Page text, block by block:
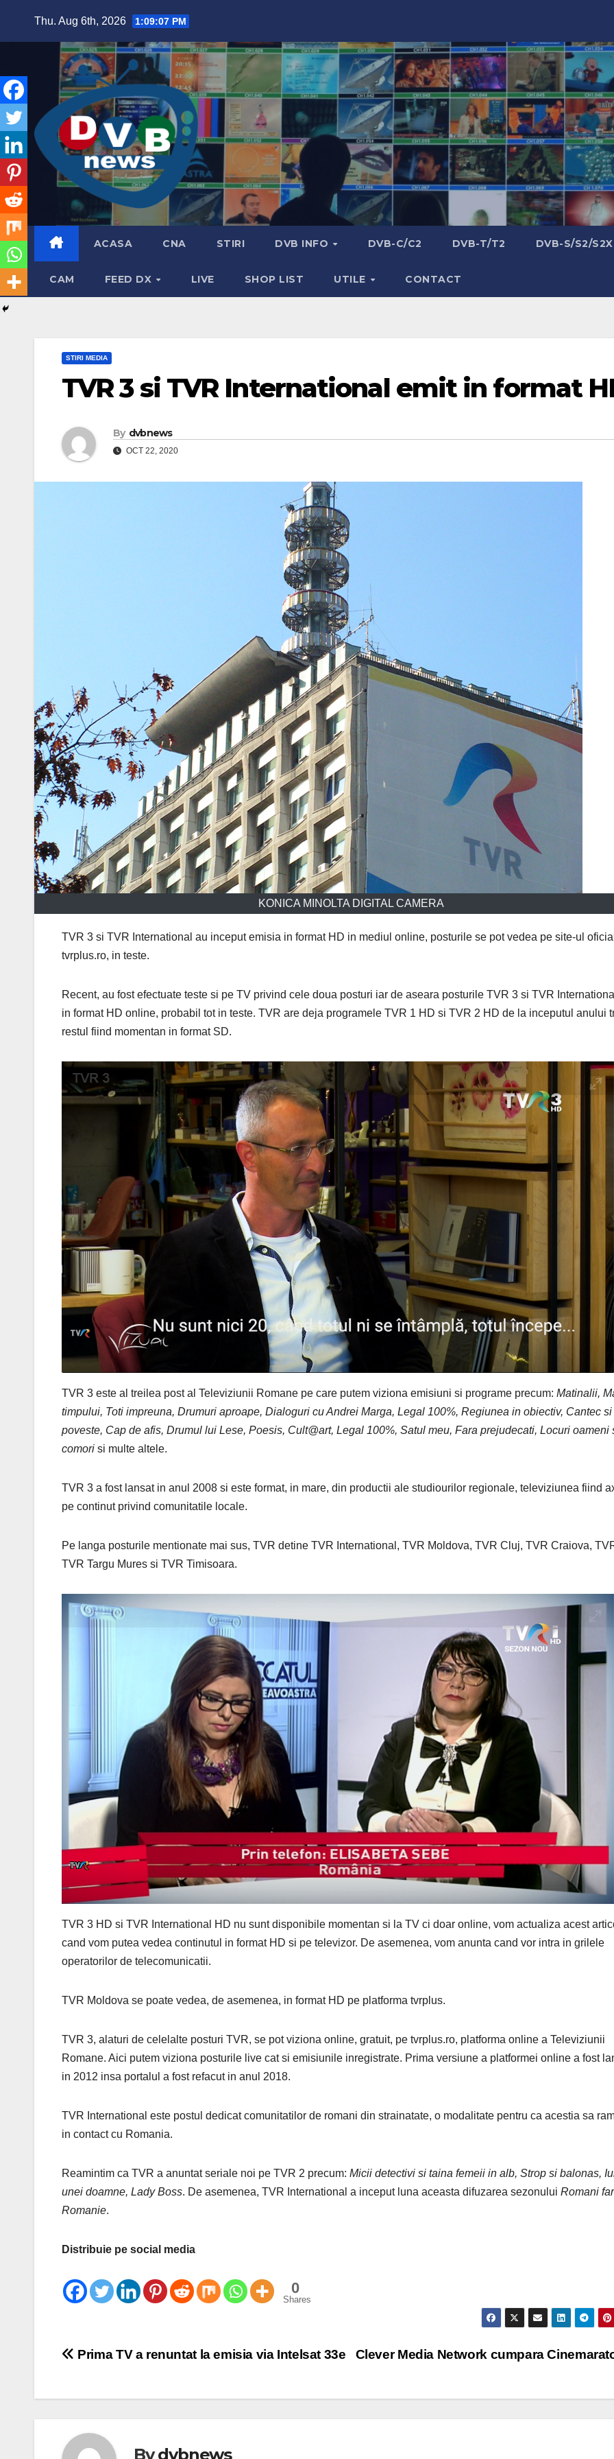
Thu. Aug 6th, 2026 1:09:09 PM
ACASA CNA STIRI DVB INFO DVB-C/C2 DVB-T/T2 DVB-S/S2/S2X
CAM FEED DX LIVE SHOP LIST UTILE CONTACT
STIRI MEDIA
TVR 3 si TVR International emit in format
By dvbnews
OCT 22, 2020
KONICA MINOLTA DIGITAL CAMERA
TVR 3 si TVR International au inceput emisia in format HD in mediul online, posturile se pot vedea pe site-ul oficial
tvrplus.ro, in teste.
Recent, au fost efectuate teste si pe TV privind cele doua posturi iar de aseara posturile TVR 3 si TVR
in format HD online, probabil tot in teste. TVR are deja programele TVR 1 HD si TVR 2 HD de la inceputul anului
restul fiind momentan in format SD.
TVR 3 este al treilea post al Televiziunii Romane pe care putem viziona emisiuni si programe precum: Matinalii,
timpului, Toti impreuna, Drumuri aproape, Dialoguri cu Andrei Marga, Legal 100%, Regiunea in obiectiv, Cantec si
poveste, Cap de afis, Drumul lui Lese, Poesis, Cult@art, Legal 100%, Satul meu, Fara prejudecati, Locuri oameni
comori si multe altele.
TVR 3 a fost lansat in anul 2008 si este format, in mare, din productii ale studiourilor regionale, televiziunea fiind
pe continut privind comunitatile locale.
Pe langa posturile mentionate mai sus, TVR detine TVR International, TVR Moldova, TVR Cluj, TVR Craiova,
TVR Targu Mures si TVR Timisoara.
TVR 3 HD si TVR International HD nu sunt disponibile momentan si la TV ci doar online, vom actualiza acest
cand vom putea vedea continutul in format HD si pe televizor. De asemenea, vom anunta cand vor intra in grilele
operatorilor de telecomunicatii.
TVR Moldova se poate vedea, de asemenea, in format HD pe platforma tvrplus.
TVR 3, alaturi de celelalte posturi TVR, se pot viziona online, gratuit, pe tvrplus.ro, platforma online a Televiziunii
Romane. Aici putem viziona posturile live cat si emisiunile inregistrate. Prima versiune a platformei online a fost
in 2012 insa portalul a fost refacut in anul 2018.
TVR International este postul dedicat comunitatilor de romani din strainatate, o modalitate pentru ca acestia sa
in contact cu Romania.
Reamintim ca TVR a anuntat seriale noi pe TVR 2 precum: Micii detectivi si taina femeii in alb, Strop si balonas,
unei doamne, Lady Boss. De asemenea, TVR International a inceput luna aceasta difuzarea sezonului Romani
Romanie.
Distribuie pe social media
0
Shares
Post
Clever Media Network cumpara
Prima TV a renuntat la emisia via Intelsat 33e
Bydvbnews